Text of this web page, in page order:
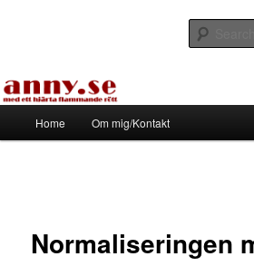
Tapirhen
Home Om mig/Kontakt
Normaliseringen